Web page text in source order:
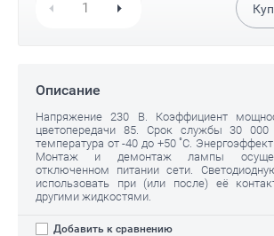
Описание
Напряжение 230 В. Коэффициент
цветопередачи 85. Срок службы 30 000
температура от -40 до +50 ˚С.
Монтаж и демонтаж лампы
отключенном питании сети.
использовать при (или после) её
другими жидкостями.
Добавить к сравнению